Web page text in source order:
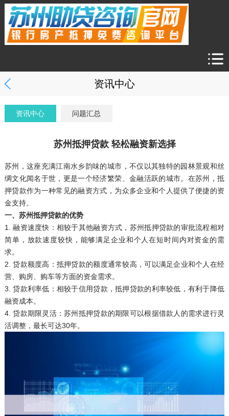
资讯中心
资讯中心 问题汇总
苏州抵押贷款 轻松融资新选择
苏州，这座充满江南水乡韵味的城市，不仅以其独特的园林景观和丝
绸文化闻名于世，更是一个经济繁荣、金融活跃的城市。在苏州，抵
押贷款作为一种常见的融资方式，为众多企业和个人提供了便捷的资
金支持。
一、苏州抵押贷款的优势
1. 融资速度快：相较于其他融资方式，苏州抵押贷款的审批流程相对
简单，放款速度较快，能够满足企业和个人在短时间内对资金的需
求。
2. 贷款额度高：抵押贷款的额度通常较高，可以满足企业和个人在经
营、购房、购车等方面的资金需求。
3. 贷款利率低：相较于信用贷款，抵押贷款的利率较低，有利于降低
融资成本。
4. 贷款期限灵活：苏州抵押贷款的期限可以根据借款人的需求进行灵
活调整，最长可达30年。